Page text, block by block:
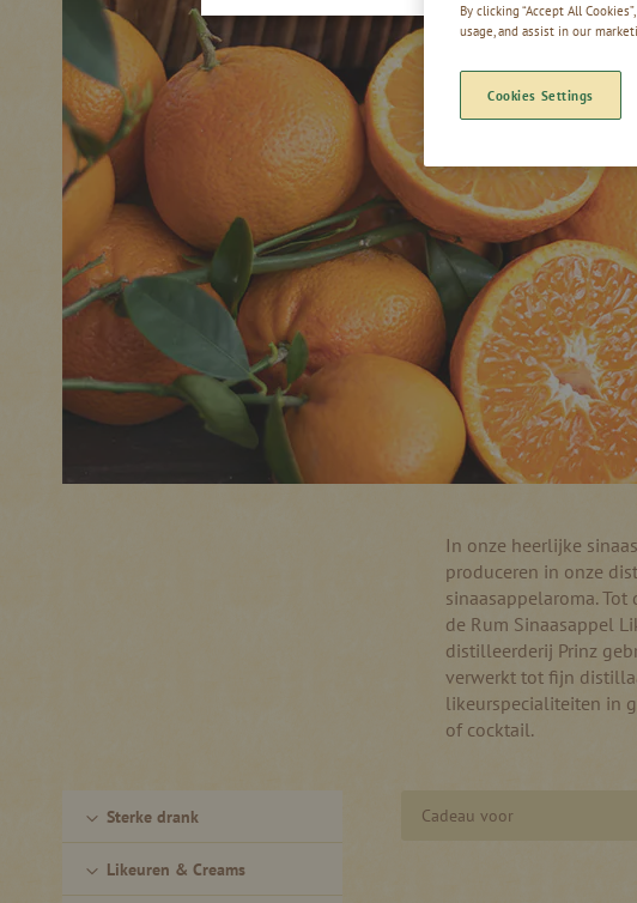
In onze heerlijke
produceren in onze
sinaasappelaroma.
de Rum Sinaasappel
distilleerderij Prinz
verwerkt tot fijn
likeurspecialiteiten in
of cocktail.
Cadeau voor
Sterke drank
Likeuren & Creams
By clicking “Accept All
usage, and assist in our
Cookies Settings